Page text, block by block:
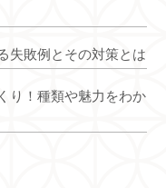
失敗例とその対策とは
り！種類や魅力をわか